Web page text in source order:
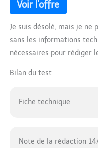
Je suis désolé, mais je ne
sans les informations
nécessaires pour rédiger
Bilan du test
Fiche technique
Note de la rédaction